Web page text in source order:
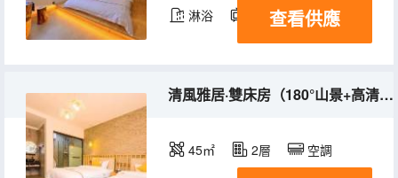
淋浴 電視機
查看供應
清風雅居·雙床房（180°山景+高清影視+乾濕分離）
45㎡ 2層 空調